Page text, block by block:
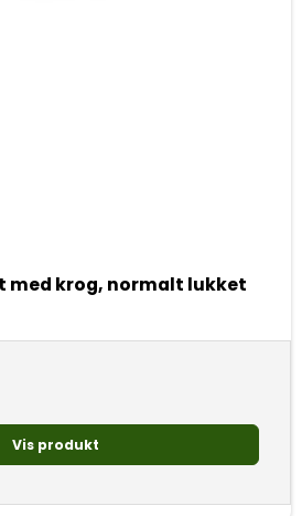
med krog, normalt lukket
Vis produkt